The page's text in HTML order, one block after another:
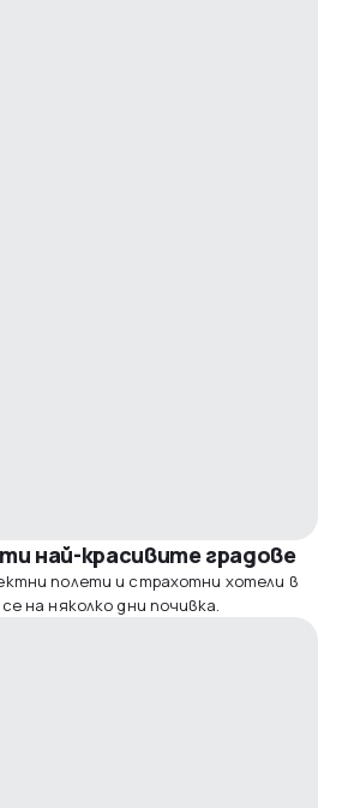
най-красивите градове
полети и страхотни хотели в
на няколко дни почивка.